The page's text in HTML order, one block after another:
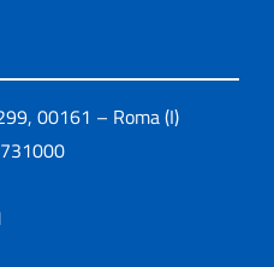
00161 – Roma (I)